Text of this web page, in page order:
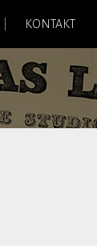
KONTAKT